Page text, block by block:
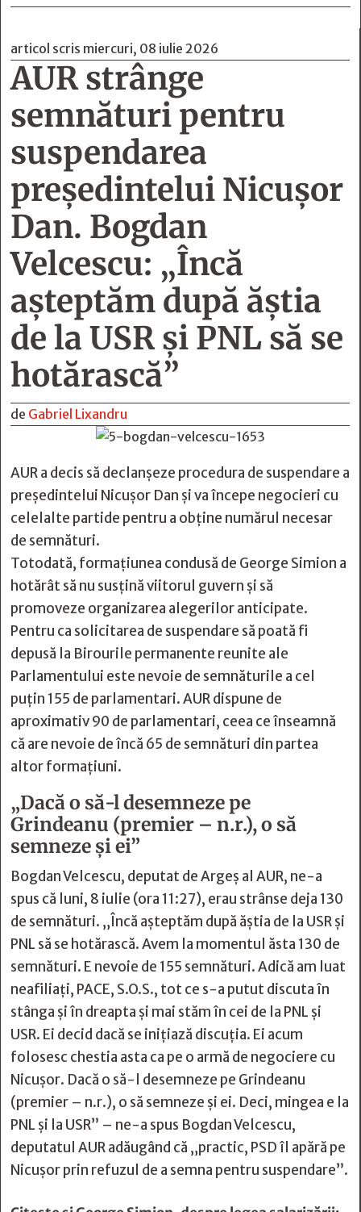
articol scris miercuri, 08 iulie 2026
AUR strânge
semnături pentru
suspendarea
preşedintelui Nicuşor
Dan. Bogdan
Velcescu: „Încă
aşteptăm după ăştia
de la USR şi PNL să se
hotărască”
de Gabriel Lixandru
AUR a decis să declanșeze procedura de suspendare a
președintelui Nicușor Dan și va începe negocieri cu
celelalte partide pentru a obține numărul necesar
de semnături.
Totodată, formațiunea condusă de George Simion a
hotărât să nu susțină viitorul guvern și să
promoveze organizarea alegerilor anticipate.
Pentru ca solicitarea de suspendare să poată fi
depusă la Birourile permanente reunite ale
Parlamentului este nevoie de semnăturile a cel
puțin 155 de parlamentari. AUR dispune de
aproximativ 90 de parlamentari, ceea ce înseamnă
că are nevoie de încă 65 de semnături din partea
altor formațiuni.
„Dacă o să-l desemneze pe
Grindeanu (premier – n.r.), o să
semneze și ei”
Bogdan Velcescu, deputat de Argeș al AUR, ne-a
spus că luni, 8 iulie (ora 11:27), erau strânse deja 130
de semnături. „Încă așteptăm după ăștia de la USR și
PNL să se hotărască. Avem la momentul ăsta 130 de
semnături. E nevoie de 155 semnături. Adică am luat
neafiliați, PACE, S.O.S., tot ce s-a putut discuta în
stânga și în dreapta și mai stăm în cei de la PNL și
USR. Ei decid dacă se inițiază discuția. Ei acum
folosesc chestia asta ca pe o armă de negociere cu
Nicușor. Dacă o să-l desemneze pe Grindeanu
(premier – n.r.), o să semneze și ei. Deci, mingea e la
PNL și la USR” – ne-a spus Bogdan Velcescu,
deputatul AUR adăugând că „practic, PSD îl apără pe
Nicușor prin refuzul de a semna pentru suspendare”.